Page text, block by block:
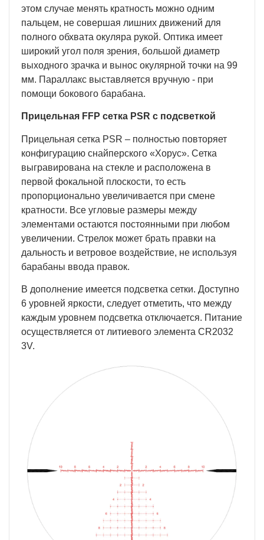
этом случае менять кратность можно одним
пальцем, не совершая лишних движений для
полного обхвата окуляра рукой. Оптика имеет
широкий угол поля зрения, большой диаметр
выходного зрачка и вынос окулярной точки на 99
мм. Параллакс выставляется вручную - при
помощи бокового барабана.
Прицельная FFP сетка PSR с подсветкой
Прицельная сетка PSR – полностью повторяет
конфигурацию снайперского «Хорус». Сетка
выгравирована на стекле и расположена в
первой фокальной плоскости, то есть
пропорционально увеличивается при смене
кратности. Все угловые размеры между
элементами остаются постоянными при любом
увеличении. Стрелок может брать правки на
дальность и ветровое воздействие, не используя
барабаны ввода правок.
В дополнение имеется подсветка сетки. Доступно
6 уровней яркости, следует отметить, что между
каждым уровнем подсветка отключается. Питание
осуществляется от литиевого элемента CR2032
3V.